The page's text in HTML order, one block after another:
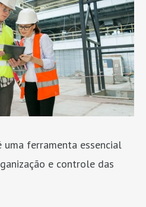
uma ferramenta essencial
e controle das